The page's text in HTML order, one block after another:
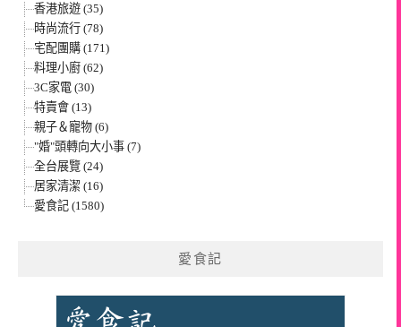
香港旅遊 (35)
時尚流行 (78)
宅配團購 (171)
料理小廚 (62)
3C家電 (30)
特賣會 (13)
親子＆寵物 (6)
"婚"頭轉向大小事 (7)
全台展覽 (24)
居家清潔 (16)
愛食記 (1580)
愛食記